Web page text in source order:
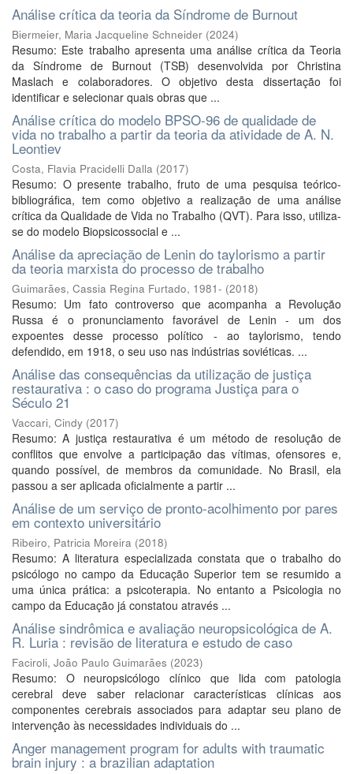
Análise crítica da teoria da Síndrome de Burnout
Biermeier, Maria Jacqueline Schneider (2024)
Resumo: Este trabalho apresenta uma análise crítica da Teoria
da Síndrome de Burnout (TSB) desenvolvida por Christina
Maslach e colaboradores. O objetivo desta dissertação foi
identificar e selecionar quais obras que ...
Análise crítica do modelo BPSO-96 de qualidade de
vida no trabalho a partir da teoria da atividade de A. N.
Leontiev
Costa, Flavia Pracidelli Dalla (2017)
Resumo: O presente trabalho, fruto de uma pesquisa teórico-
bibliográfica, tem como objetivo a realização de uma análise
crítica da Qualidade de Vida no Trabalho (QVT). Para isso, utiliza-
se do modelo Biopsicossocial e ...
Análise da apreciação de Lenin do taylorismo a partir
da teoria marxista do processo de trabalho
Guimarães, Cassia Regina Furtado, 1981- (2018)
Resumo: Um fato controverso que acompanha a Revolução
Russa é o pronunciamento favorável de Lenin - um dos
expoentes desse processo político - ao taylorismo, tendo
defendido, em 1918, o seu uso nas indústrias soviéticas. ...
Análise das consequências da utilização de justiça
restaurativa : o caso do programa Justiça para o
Século 21
Vaccari, Cindy (2017)
Resumo: A justiça restaurativa é um método de resolução de
conflitos que envolve a participação das vítimas, ofensores e,
quando possível, de membros da comunidade. No Brasil, ela
passou a ser aplicada oficialmente a partir ...
Análise de um serviço de pronto-acolhimento por pares
em contexto universitário
Ribeiro, Patricia Moreira (2018)
Resumo: A literatura especializada constata que o trabalho do
psicólogo no campo da Educação Superior tem se resumido a
uma única prática: a psicoterapia. No entanto a Psicologia no
campo da Educação já constatou através ...
Análise sindrômica e avaliação neuropsicológica de A.
R. Luria : revisão de literatura e estudo de caso
Faciroli, João Paulo Guimarães (2023)
Resumo: O neuropsicólogo clínico que lida com patologia
cerebral deve saber relacionar características clínicas aos
componentes cerebrais associados para adaptar seu plano de
intervenção às necessidades individuais do ...
Anger management program for adults with traumatic
brain injury : a brazilian adaptation